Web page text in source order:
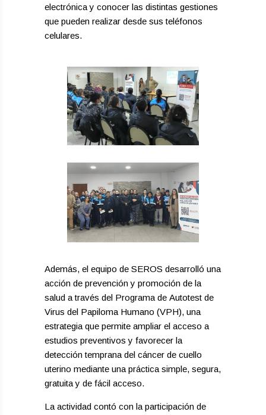
electrónica y conocer las distintas gestiones
que pueden realizar desde sus teléfonos
celulares.
Además, el equipo de SEROS desarrolló una
acción de prevención y promoción de la
salud a través del Programa de Autotest de
Virus del Papiloma Humano (VPH), una
estrategia que permite ampliar el acceso a
estudios preventivos y favorecer la
detección temprana del cáncer de cuello
uterino mediante una práctica simple, segura,
gratuita y de fácil acceso.
La actividad contó con la participación de